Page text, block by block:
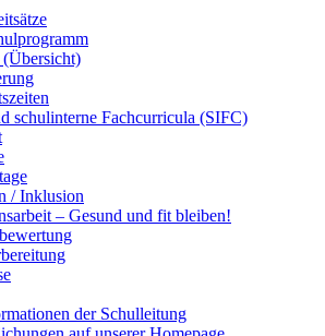
schulinterne Fachcurricula (SIFC)
/ Inklusion
– Gesund und fit bleiben!
der Schulleitung